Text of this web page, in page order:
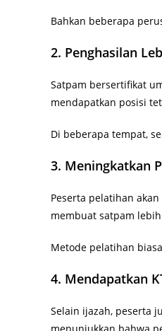
Bahkan beberapa
2. Penghasilan
Satpam bersertifikat
mendapatkan posisi
Di beberapa tempat,
3. Meningkatkan
Peserta pelatihan
membuat satpam
Metode pelatihan
4. Mendapatkan
Selain ijazah, peserta
menunjukkan bahwa